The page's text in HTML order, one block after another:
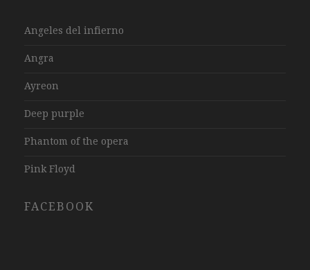
Angeles del infierno
Angra
Ayreon
Deep purple
Phantom of the opera
Pink Floyd
FACEBOOK